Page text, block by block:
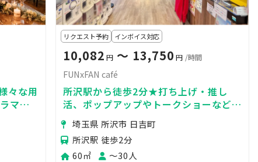
々な用
マ撮
に利
リクエスト予約 インボイス対応
10,082 円〜 13,750 円 /時間
FUNxFAN café
所沢駅から徒歩2分★打ち上げ・推し
活、ポップアップやトークショーなどに
も最適！飲食OK&キッチンあり！
埼玉県 所沢市 日吉町
所沢駅 徒歩2分
60㎡
〜30人